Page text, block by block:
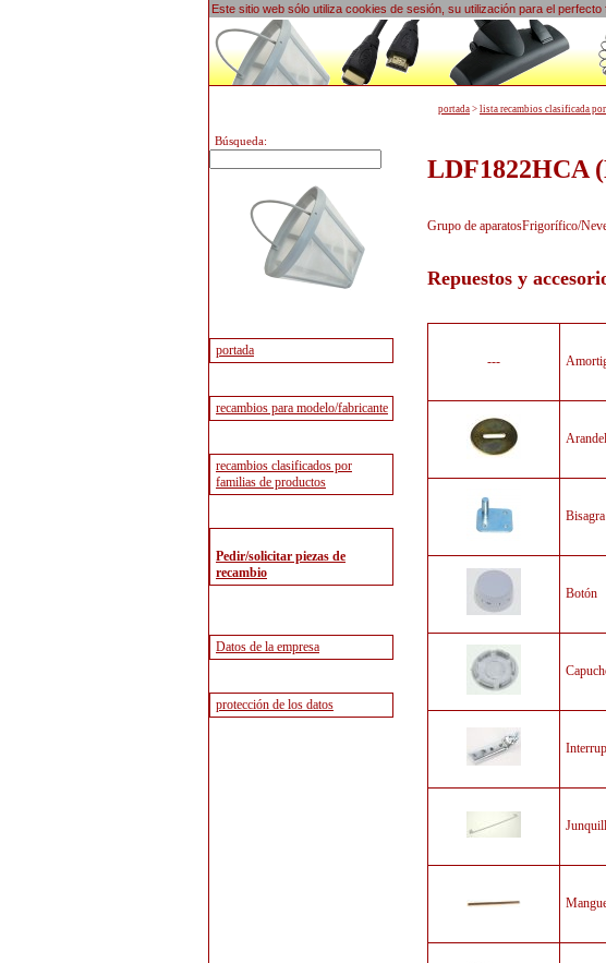
Este sitio web sólo utiliza cookies de sesión, su utilización para el
LDF1822HCA
Grupo de aparatosFrigorífico/
Repuestos y
---
Bisagra
Botón
portada > lista recambios clasificada
Búsqueda: